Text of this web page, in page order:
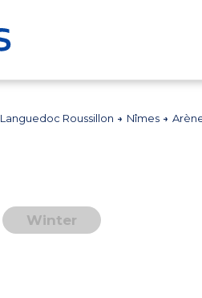
Languedoc Roussillon Nîmes
Winter